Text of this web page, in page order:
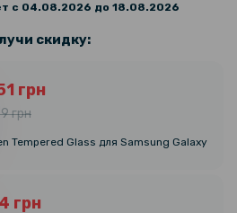
с 04.08.2026 до 18.08.2026
скидку:
грн
грн
Tempered Glass для Samsung Galaxy
грн